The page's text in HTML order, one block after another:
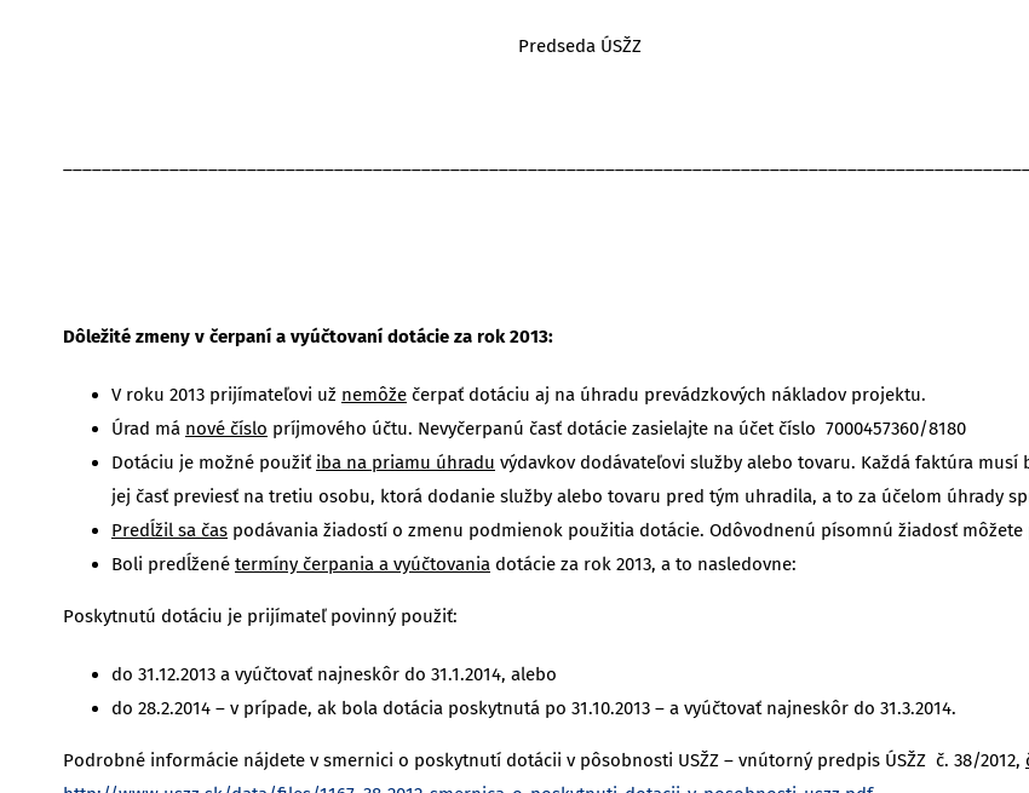
Predseda ÚSŽZ
Dôležité zmeny v čerpaní a vyúčtovaní dotácie za rok 2013:
V roku 2013 prijímateľovi už nemôže čerpať dotáciu aj na úhradu prevádzkových nákladov projektu.
Úrad má nové číslo príjmového účtu. Nevyčerpanú časť dotácie zasielajte na účet číslo 7000457360/8180
Dotáciu je možné použiť iba na priamu úhradu výdavkov dodávateľovi služby alebo tovaru. Každá faktúra
jej časť previesť na tretiu osobu, ktorá dodanie služby alebo tovaru pred tým uhradila, a to za účelom úhrady
Predĺžil sa čas podávania žiadostí o zmenu podmienok použitia dotácie. Odôvodnenú písomnú žiadosť môžete
Boli predĺžené termíny čerpania a vyúčtovania dotácie za rok 2013, a to nasledovne:
Poskytnutú dotáciu je prijímateľ povinný použiť:
do 31.12.2013 a vyúčtovať najneskôr do 31.1.2014, alebo
do 28.2.2014 – v prípade, ak bola dotácia poskytnutá po 31.10.2013 – a vyúčtovať najneskôr do 31.3.2014.
Podrobné informácie nájdete v smernici o poskytnutí dotácii v pôsobnosti USŽZ – vnútorný predpis ÚSŽZ č. 38/2012,